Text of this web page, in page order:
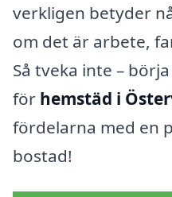
verkligen betyder
om det är arbete,
Så tveka inte –
för hemstäd i
fördelarna med en
bostad!